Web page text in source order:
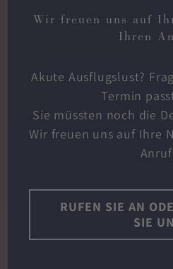
Wir freuen uns auf
Ihren
Akute Ausflugslust?
Termin
Sie müssten noch die
Wir freuen uns auf Ihre
RUFEN SIE AN
SIE